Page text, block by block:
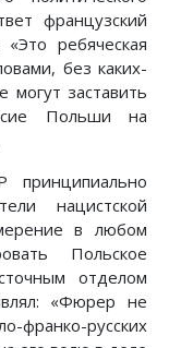
французский
ребяческая
без каких-
могут заставить
Польши на
принципиально
нацистской
в любом
Польское
отделом
«Фюрер не
русских